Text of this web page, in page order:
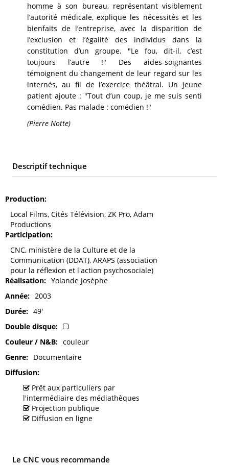
homme à son bureau, représentant visiblement
l’autorité médicale, explique les nécessités et les
bienfaits de l’entreprise, avec la disparition de
l’exclusion et l’égalité des individus dans la
constitution d’un groupe. "Le fou, dit-il, c’est
toujours l’autre !" Des aides-soignantes
témoignent du changement de leur regard sur les
internés, au fil de l’exercice théâtral. Un jeune
patient ajoute : "Tout d’un coup, je me suis senti
comédien. Pas malade : comédien !"
(Pierre Notte)
Descriptif technique
Production
Local Films, Cités Télévision, ZK Pro, Adam
Productions
Participation
CNC, ministère de la Culture et de la
Communication (DDAT), ARAPS (association
pour la réflexion et l'action psychosociale)
Réalisation
Yolande Josèphe
Année
2003
Durée
49'
Double disque
Couleur / N&B
couleur
Genre
Documentaire
Diffusion
Prêt aux particuliers par
l'intermédiaire des médiathèques
Projection publique
Diffusion en ligne
Le CNC vous recommande